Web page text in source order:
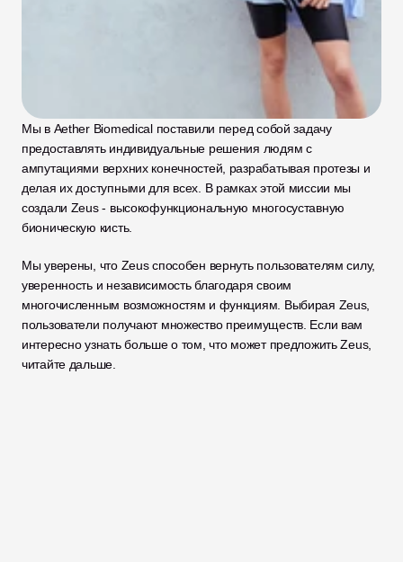
Мы в Aether Biomedical поставили перед собой задачу
предоставлять индивидуальные решения людям с
ампутациями верхних конечностей, разрабатывая протезы и
делая их доступными для всех. В рамках этой миссии мы
создали Zeus - высокофункциональную многосуставную
бионическую кисть.
Мы уверены, что Zeus способен вернуть пользователям силу,
уверенность и независимость благодаря своим
многочисленным возможностям и функциям. Выбирая Zeus,
пользователи получают множество преимуществ. Если вам
интересно узнать больше о том, что может предложить Zeus,
читайте дальше.